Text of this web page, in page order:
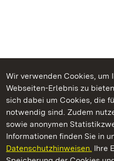
Wir verwenden Cookies, um
Webseiten-Erlebnis zu
sich dabei um Cookies, die
notwendig sind. Zudem
sowie anonymen
Informationen finden Sie in
Datenschutzhinweisen. Ihre
Kommen. Staunen.
Staatliche Schlösser und Gärten